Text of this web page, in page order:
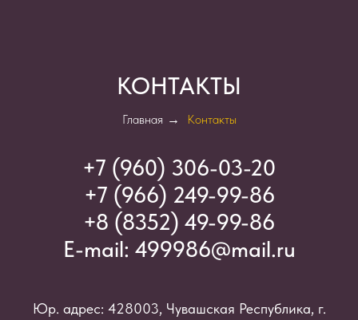
КОНТАКТЫ
Главная → Контакты
+7 (960) 306-03-20
+7 (966) 249-99-86
+8 (8352) 49-99-86
E-mail: 499986@mail.ru
Юр. адрес: 428003, Чувашская Республика, г.